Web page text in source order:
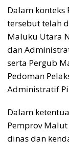
Dalam
tersebut telah
Maluku Utara
dan
serta Pergub
Pedoman
Administratif
Dalam
Pemprov
dinas dan